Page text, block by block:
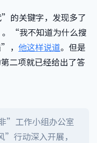
的关键字，发现多了
“我不知道为什么搜
， 他这样说道。但是
二项就已经给出了答
”工作小组办公室
行动深入开展，